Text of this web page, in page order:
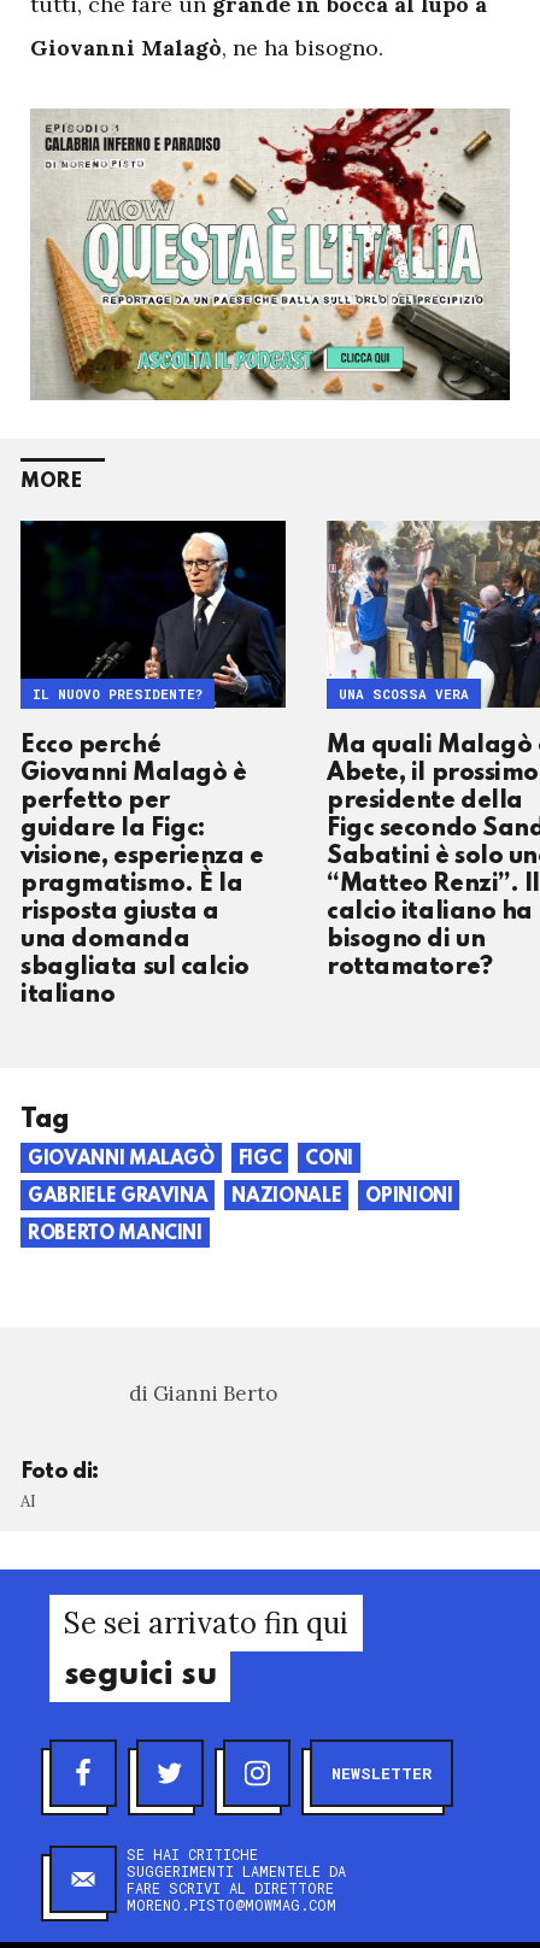
Giovanni Malagò, ne ha bisogno.
MORE
Ecco perché
Giovanni Malagò è
perfetto per
guidare la Figc:
visione, esperienza e
pragmatismo. È la
risposta giusta a
una domanda
sbagliata sul calcio
italiano
IL NUOVO PRESIDENTE?
Ma quali Malagò
Abete, il prossimo
presidente della
Figc secondo
Sabatini è solo
“Matteo Renzi”. Il
calcio italiano ha
bisogno di un
rottamatore?
UNA SCOSSA VERA
Tag
GIOVANNI MALAGÒ FIGC
CONI
GABRIELE GRAVINA
NAZIONALE
OPINIONI
ROBERTO MANCINI
di Gianni Berto
Foto di:
AI
Se sei arrivato fin qui
seguici su
NEWSLETTER
SE HAI CRITICHE
SUGGERIMENTI LAMENTELE DA
FARE SCRIVI AL DIRETTORE
MORENO.PISTO@MOWMAG.COM